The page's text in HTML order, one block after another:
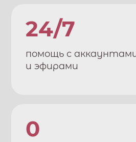
24/7
помощь с
и эфирами
0